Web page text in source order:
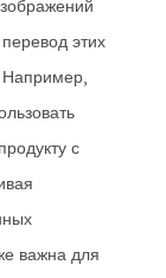
этих
Например,
с
важна для